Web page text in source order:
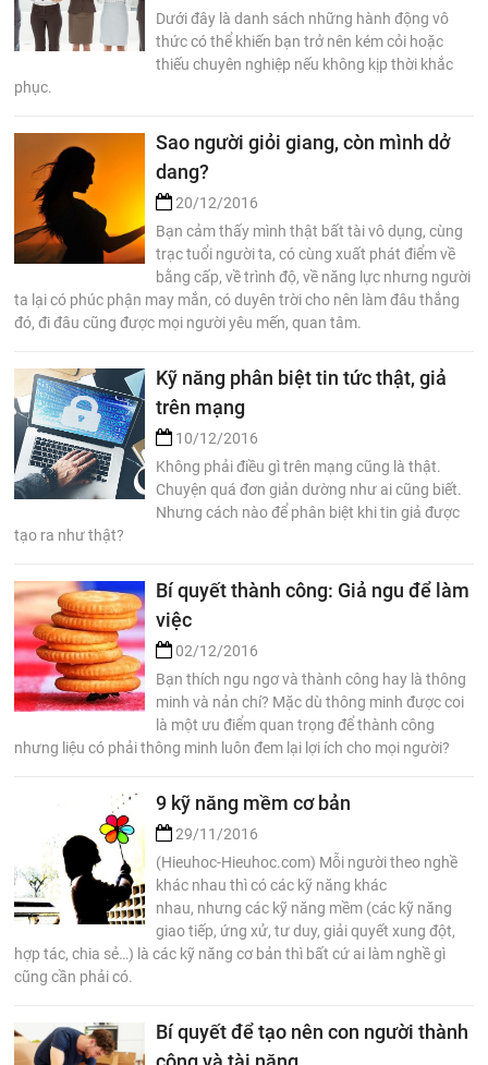
Dưới đây là danh sách những hành động vô
thức có thể khiến bạn trở nên kém cỏi hoặc
thiếu chuyên nghiệp nếu không kịp thời khắc
phục.
Sao người giỏi giang, còn mình dở
dang?
20/12/2016
Bạn cảm thấy mình thật bất tài vô dụng, cùng
trạc tuổi người ta, có cùng xuất phát điểm về
bằng cấp, về trình độ, về năng lực nhưng người
ta lại có phúc phận may mắn, có duyên trời cho nên làm đâu thắng
đó, đi đâu cũng được mọi người yêu mến, quan tâm.
Kỹ năng phân biệt tin tức thật, giả
trên mạng
10/12/2016
Không phải điều gì trên mạng cũng là thật.
Chuyện quá đơn giản dường như ai cũng biết.
Nhưng cách nào để phân biệt khi tin giả được
tạo ra như thật?
Bí quyết thành công: Giả ngu để làm
việc
02/12/2016
Bạn thích ngu ngơ và thành công hay là thông
minh và nản chí? Mặc dù thông minh được coi
là một ưu điểm quan trọng để thành công
nhưng liệu có phải thông minh luôn đem lại lợi ích cho mọi người?
9 kỹ năng mềm cơ bản
29/11/2016
(Hieuhoc-Hieuhoc.com) Mỗi người theo nghề
khác nhau thì có các kỹ năng khác
nhau, nhưng các kỹ năng mềm (các kỹ năng
giao tiếp, ứng xử, tư duy, giải quyết xung đột,
hợp tác, chia sẻ…) là các kỹ năng cơ bản thì bất cứ ai làm nghề gì
cũng cần phải có.
Bí quyết để tạo nên con người thành